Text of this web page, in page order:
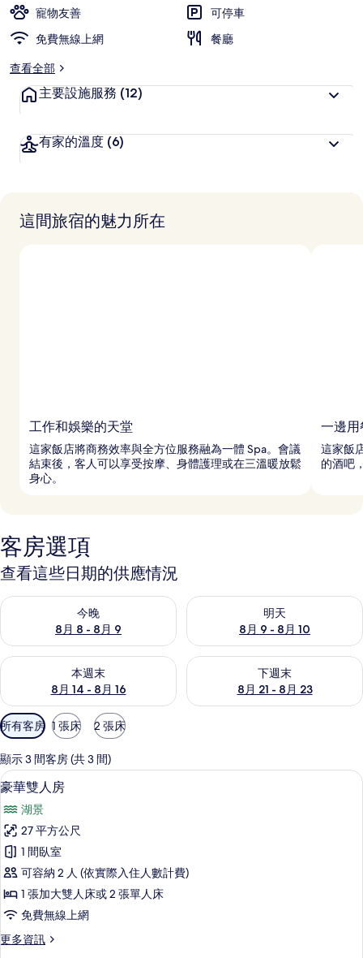
寵物友善
可停車
免費無線上網
餐廳
查看全部
主要設施服務 (12)
有家的溫度 (6)
這間旅宿的魅力所在
工作和娛樂的天堂
這家飯店將商務效率與全方位服務融為一體 Spa。會議
結束後，客人可以享受按摩、身體護理或在三溫暖放鬆
身心。
一邊用
這家飯
的酒吧
客房選項
查看這些日期的供應情況
今晚
8月 8 - 8月 9
查看今晚 (8月 8 - 8月 9) 的供應情況
明天
8月 9 - 8月 10
查看明天 (8月 9 - 8月 10) 的供
本週末
8月 14 - 8月 16
查看本週末 (8月 14 - 8月 16) 的供應情況
下週末
8月 21 - 8月 23
查看下週末 (8月 21 - 8月 23)
可
用
的
客
房
篩
選
條
件
所有客房 1 張床 2 張床
顯示 3 間客房 (共 3 間)
顯
示
豪
華
雙
人
房
的
所
豪華雙人房 | 高級寢具、迷你吧、客
6
豪華雙人房
湖景
27 平方公尺
1 間臥室
可容納 2 人 (依實際入住人數計費)
1 張加大雙人床或 2 張單人床
免費無線上網
更多資訊
更